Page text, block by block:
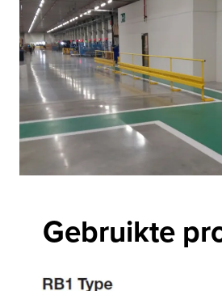
Gebruikte